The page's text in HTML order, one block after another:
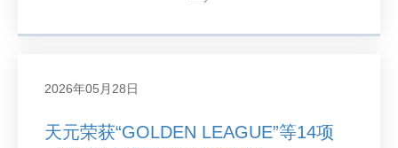
2026年05月28日
天元荣获“GOLDEN LEAGUE”等14项